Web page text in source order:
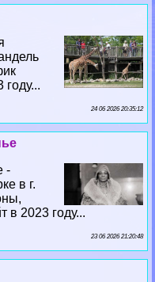
24 06 2026 20:35:12
-
в г.
в 2023 году...
23 06 2026 21:20:48